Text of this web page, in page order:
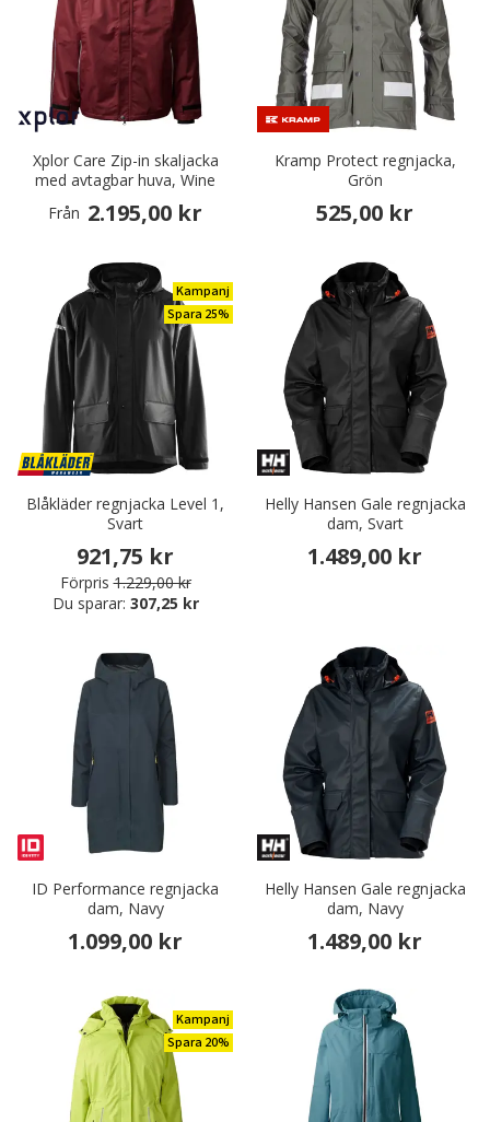
Xplor Care Zip-in skaljacka
med avtagbar huva, Wine
Från 2.195,00 kr
Kramp Protect regnjacka,
Grön
525,00 kr
Kampanj
Spara 25%
Blåkläder regnjacka Level 1,
Svart
921,75 kr
Förpris 1.229,00 kr
Du sparar: 307,25 kr
Helly Hansen Gale regnjacka
dam, Svart
1.489,00 kr
ID Performance regnjacka
dam, Navy
1.099,00 kr
Helly Hansen Gale regnjacka
dam, Navy
1.489,00 kr
Kampanj
Spara 20%